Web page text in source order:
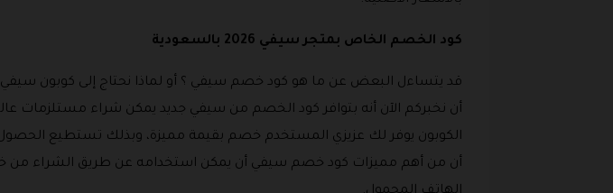
كود الخصم الخاص بمتجر سيفي 2026 بالسعودية
قد يتساءل البعض عن ما هو كود خصم سيفي ؟ أو لماذا نحتاج إلى كوبون
أن نخبركم الآن أنه بتوافر كود الخصم من سيفي جديد يمكن شراء مستلزمات
الكوبون يوفر لك عزيزي المستخدم خصم بقيمة مميزة، وبذلك تستطيع
أن من أهم مميزات كود خصم سيفي أن يمكن استخدامه عن طريق الشراء من